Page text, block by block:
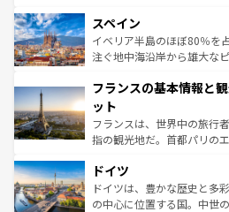
ろん、トスカーナの美しい
景など、自然景観も見逃せ
ピザやパスタなど、絶品の
ませてくれるイタリアで、
なお、新着のイタリア情報は
しい。
スペイン
イベリア半島のほぼ80％を
注ぐ地中海沿岸から雄大な
文化が根付くこの国では、
れる闘牛、そして美味しい
る。首都マドリードの洗練
アートに溢れた街角から、
せる。地方によって風土や
ンテンツ一覧を参照してほ
フランスの基本情報と
ット
フランスは、世界中の旅行
指の観光地だ。首都パリの
で、幅広い魅力が詰まって
聖堂、美しいビーチ、そし
から魅了する。また、フラ
ドイツ
ドイツは、豊かな歴史と多
の中心に位置する国。中世